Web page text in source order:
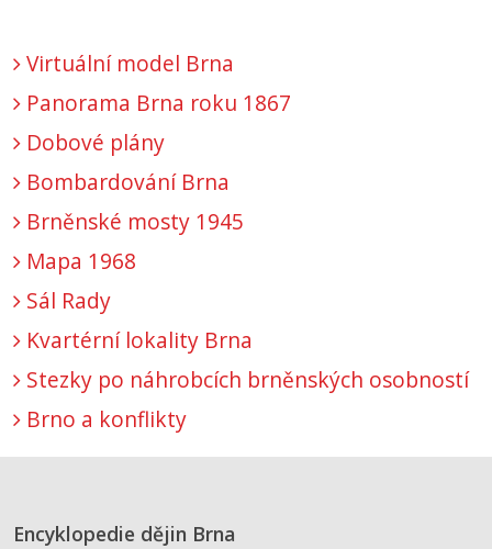
Virtuální model Brna
Panorama Brna roku 1867
Dobové plány
Bombardování Brna
Brněnské mosty 1945
Mapa 1968
Sál Rady
Kvartérní lokality Brna
Stezky po náhrobcích brněnských osobností
Brno a konflikty
Encyklopedie dějin Brna